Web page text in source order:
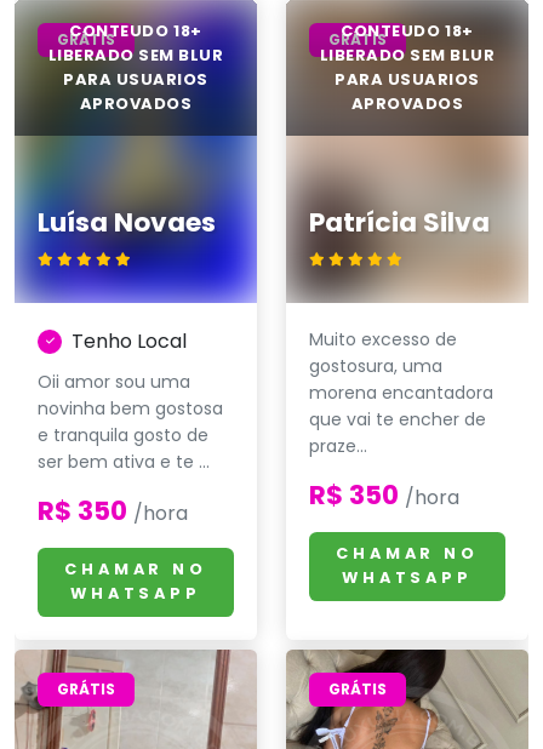
Luísa Novaes
GRÁTIS
Tenho Local
Oii amor sou uma
novinha bem gostosa
e tranquila gosto de
ser bem ativa e te ...
R$ 350 /hora
CHAMAR NO
WHATSAPP
Patrícia Silva
GRÁTIS
Muito excesso de
gostosura, uma
morena encantadora
que vai te encher de
praze...
R$ 350 /hora
CHAMAR NO
WHATSAPP
GRÁTIS GRÁTIS